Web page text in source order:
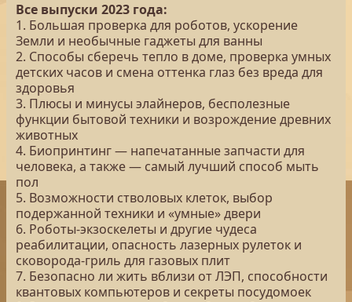
Все выпуски 2023 года:
1. Большая проверка для роботов, ускорение
Земли и необычные гаджеты для ванны
2. Способы сберечь тепло в доме, проверка умных
детских часов и смена оттенка глаз без вреда для
здоровья
3. Плюсы и минусы элайнеров, бесполезные
функции бытовой техники и возрождение древних
животных
4. Биопринтинг — напечатанные запчасти для
человека, а также — самый лучший способ мыть
пол
5. Возможности стволовых клеток, выбор
подержанной техники и «умные» двери
6. Роботы-экзоскелеты и другие чудеса
реабилитации, опасность лазерных рулеток и
сковорода-гриль для газовых плит
7. Безопасно ли жить вблизи от ЛЭП, способности
квантовых компьютеров и секреты посудомоек